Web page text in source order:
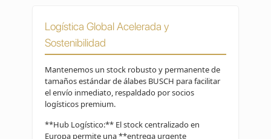
Logística Global Acelerada y
Sostenibilidad
Mantenemos un stock robusto y permanente de
tamaños estándar de álabes BUSCH para facilitar
el envío inmediato, respaldado por socios
logísticos premium.
**Hub Logístico:** El stock centralizado en
Europa permite una **entrega urgente